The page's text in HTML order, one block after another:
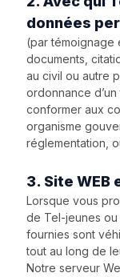
données
(par témoignage
documents,
au civil ou autre
ordonnance
conformer aux
organisme
réglementation,
3. Site
Lorsque vous
de Tel-jeunes ou
fournies sont
tout au long de
Notre serveur